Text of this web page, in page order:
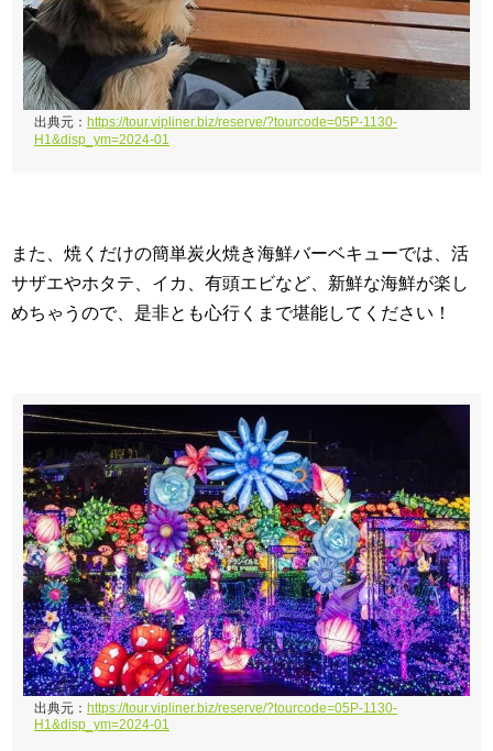
出典元： https://tour.vipliner.biz/reserve/?tourcode=05P-1130-
H1&disp_ym=2024-01
また、焼くだけの簡単炭火焼き海鮮バーベキューでは、活
サザエやホタテ、イカ、有頭エビなど、新鮮な海鮮が楽し
めちゃうので、是非とも心行くまで堪能してください！
出典元： https://tour.vipliner.biz/reserve/?tourcode=05P-1130-
H1&disp_ym=2024-01